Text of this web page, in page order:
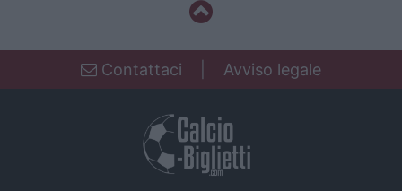
Contattaci Avviso legale